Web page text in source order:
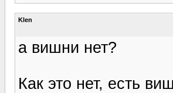
Klen
а вишни нет?
Как это нет, есть